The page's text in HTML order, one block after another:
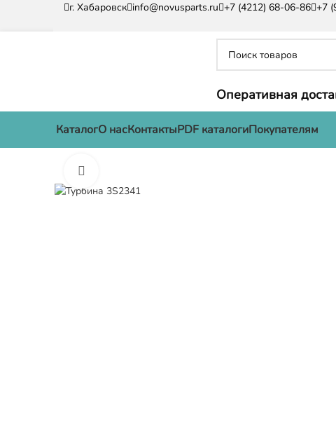
г. Хабаровск info@novusparts.ru +7 (4212) 68-06-86 +7
Оперативная
КаталогО насКонтактыPDF каталогиПокупателям